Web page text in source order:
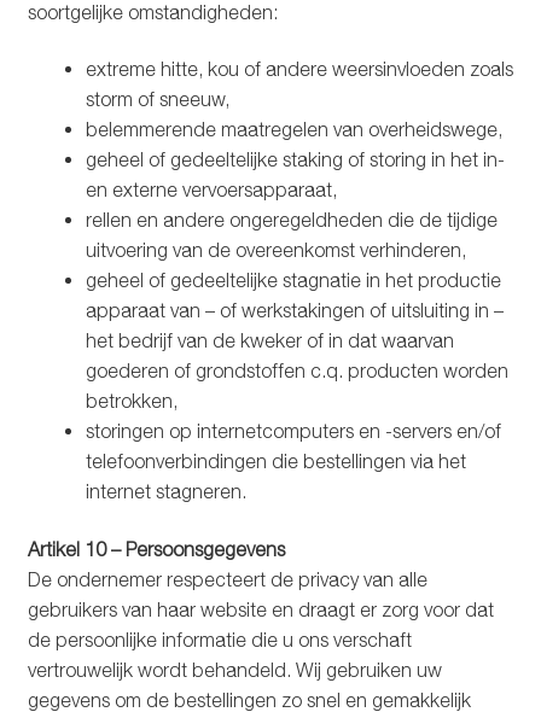
soortgelijke omstandigheden:
extreme hitte, kou of andere weersinvloeden zoals
storm of sneeuw,
belemmerende maatregelen van overheidswege,
geheel of gedeeltelijke staking of storing in het in-
en externe vervoersapparaat,
rellen en andere ongeregeldheden die de tijdige
uitvoering van de overeenkomst verhinderen,
geheel of gedeeltelijke stagnatie in het productie
apparaat van – of werkstakingen of uitsluiting in –
het bedrijf van de kweker of in dat waarvan
goederen of grondstoffen c.q. producten worden
betrokken,
storingen op internetcomputers en -servers en/of
telefoonverbindingen die bestellingen via het
internet stagneren.
Artikel 10 – Persoonsgegevens
De ondernemer respecteert de privacy van alle
gebruikers van haar website en draagt er zorg voor dat
de persoonlijke informatie die u ons verschaft
vertrouwelijk wordt behandeld. Wij gebruiken uw
gegevens om de bestellingen zo snel en gemakkelijk